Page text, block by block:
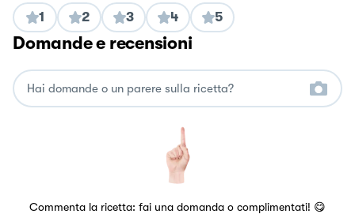
1 2 3 4 5
Domande e recensioni
Commenta la ricetta: fai una domanda o complimentati! 😋